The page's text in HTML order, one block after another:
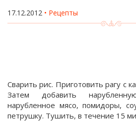
17.12.2012 Рецепты
Сварить рис. Приготовить рагу с
Затем добавить
нарубленное мясо, помидоры,
петрушку. Тушить, в течение 15